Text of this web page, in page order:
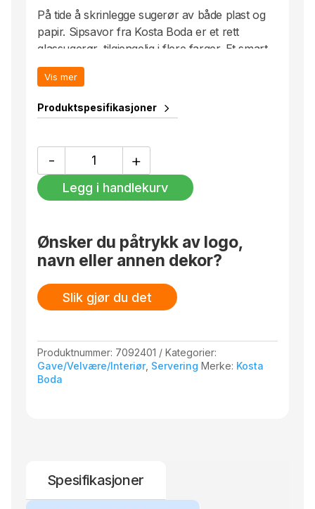
På tide å skrinlegge sugerør av både plast og
papir. Sipsavor fra Kosta Boda er et rett
glassugerør, tilgjengelig i flere farger. Et smart
og festlig alternativ til engangsartikler.
Vis mer
Produktspesifikasjoner
-
200
mm
2-
+
Legg i handlekurv
Ønsker du påtrykk av logo,
navn eller annen dekor?
Slik gjør du det
Produktnummer: 7092401
Kategorier:
Gave/Velvære/Interiør, Servering Merke: Kosta
Boda
Spesifikasjoner